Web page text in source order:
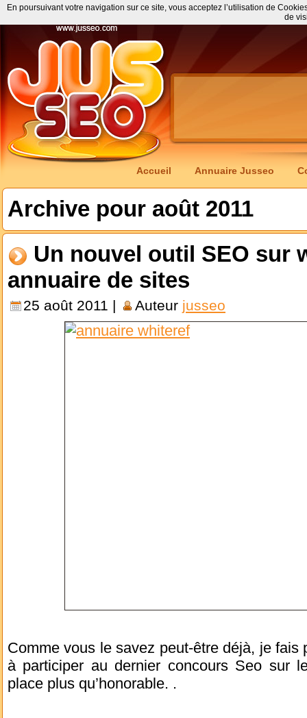
Accueil Annuaire Jusseo
Archive pour août 2011
Un nouvel outil SEO sur
annuaire de sites
25 août 2011 | Auteur jusseo
Comme vous le savez peut-être déjà, je
à participer au dernier concours Seo sur
place plus qu’honorable. .
En poursuivant votre navigation sur ce site, vous acceptez l’utilisation de
de